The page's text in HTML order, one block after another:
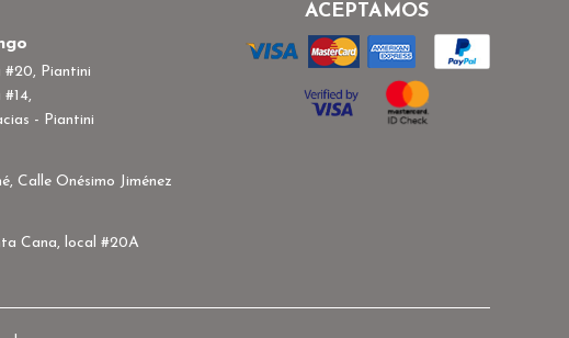
Piantini
- Piantini
Calle Onésimo Jiménez
Cana, local #20A
ACEPTAMOS